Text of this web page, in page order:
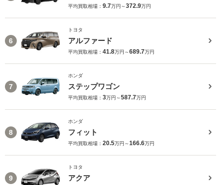
平均買取相場： 9.7万円～372.9万円
6
トヨタ
アルファード
平均買取相場： 41.8万円～689.7万円
7
ホンダ
ステップワゴン
平均買取相場： 3万円～587.7万円
8
ホンダ
フィット
平均買取相場： 20.5万円～166.6万円
9
トヨタ
アクア